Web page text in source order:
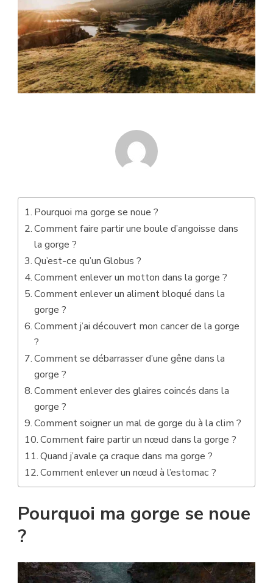
Pourquoi ma gorge se noue ?
Comment faire partir une boule d’angoisse dans
la gorge ?
Qu’est-ce qu’un Globus ?
Comment enlever un motton dans la gorge ?
Comment enlever un aliment bloqué dans la
gorge ?
Comment j’ai découvert mon cancer de la gorge
?
Comment se débarrasser d’une gêne dans la
gorge ?
Comment enlever des glaires coincés dans la
gorge ?
Comment soigner un mal de gorge du à la clim ?
Comment faire partir un nœud dans la gorge ?
Quand j’avale ça craque dans ma gorge ?
Comment enlever un nœud à l’estomac ?
Pourquoi ma gorge se noue
?